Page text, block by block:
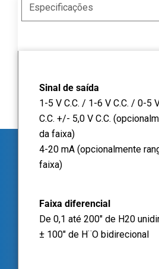
Sinal de saída
1-5 V C.C. / 1-6 V C.C. / 0-5
C.C. +/- 5,0 V C.C.
da faixa)
4-20 mA (opcionalmente
faixa)
Faixa diferencial
De 0,1 até 200" de H20
± 100" de H¨O bidirecional